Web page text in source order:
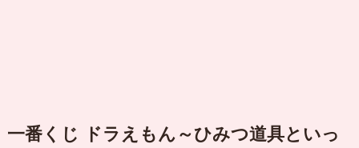
一番くじ ドラえもん～ひみつ道具といっ